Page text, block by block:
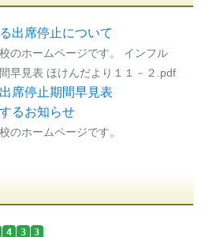
出席停止について
のホームページです。 インフル
早見表 ほけんだより１１－２.pdf
席停止期間早見表
するお知らせ
のホームページです。
4 3 3